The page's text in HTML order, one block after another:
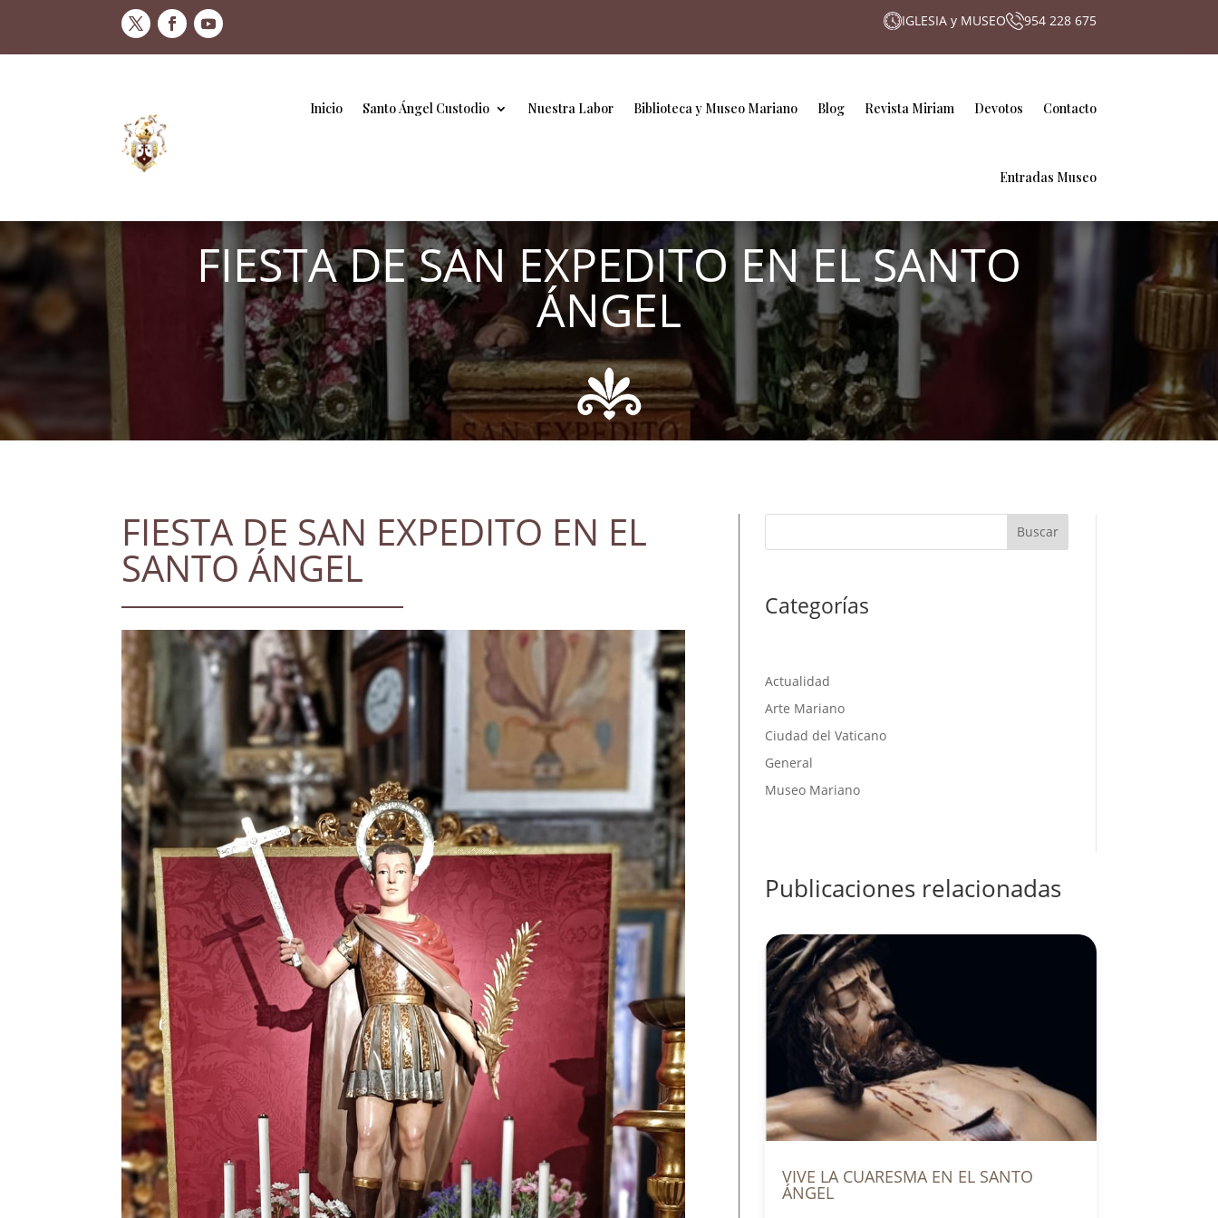
IGLESIA y MUSEO 954 228 675
Inicio Santo Ángel Custodio Nuestra Labor Biblioteca y Museo Mariano Blog Revista Miriam Devotos Contacto
Entradas Museo
FIESTA DE SAN EXPEDITO EN EL SANTO
ÁNGEL
FIESTA DE SAN EXPEDITO EN EL
SANTO ÁNGEL
Buscar
Categorías
Actualidad
Arte Mariano
Ciudad del Vaticano
General
Museo Mariano
Publicaciones relacionadas
VIVE LA CUARESMA EN EL SANTO
ÁNGEL